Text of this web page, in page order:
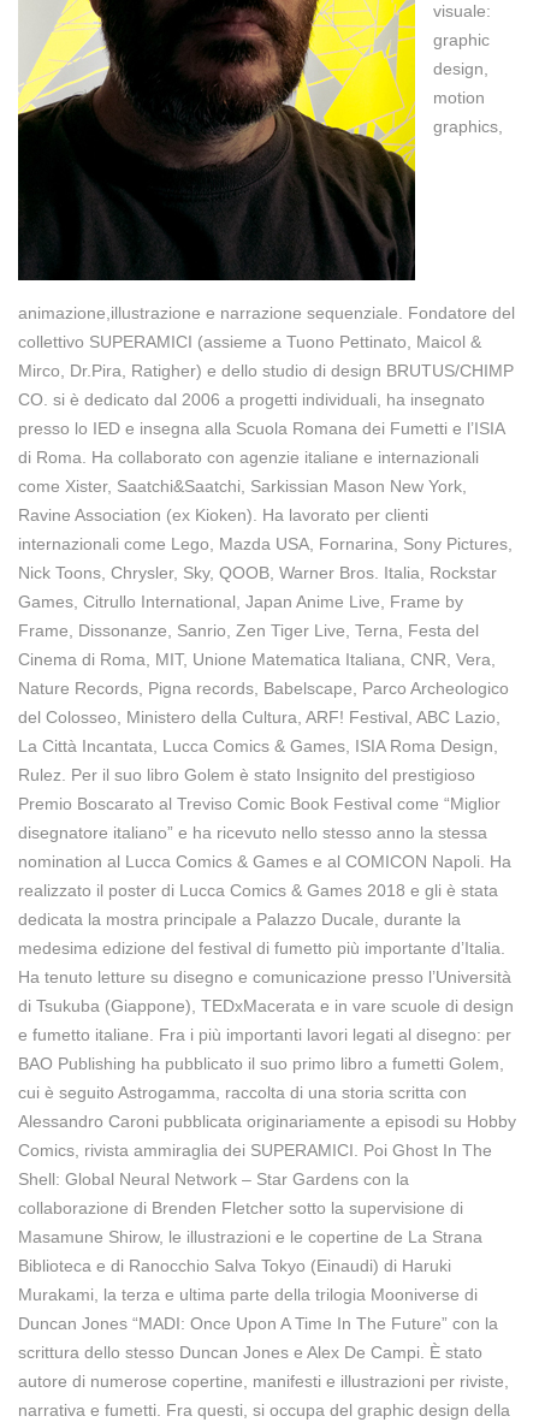
visuale:
graphic
design,
motion
graphics,
animazione,illustrazione e narrazione sequenziale. Fondatore del
collettivo SUPERAMICI (assieme a Tuono Pettinato, Maicol &
Mirco, Dr.Pira, Ratigher) e dello studio di design BRUTUS/CHIMP
CO. si è dedicato dal 2006 a progetti individuali, ha insegnato
presso lo IED e insegna alla Scuola Romana dei Fumetti e l’ISIA
di Roma. Ha collaborato con agenzie italiane e internazionali
come Xister, Saatchi&Saatchi, Sarkissian Mason New York,
Ravine Association (ex Kioken). Ha lavorato per clienti
internazionali come Lego, Mazda USA, Fornarina, Sony Pictures,
Nick Toons, Chrysler, Sky, QOOB, Warner Bros. Italia, Rockstar
Games, Citrullo International, Japan Anime Live, Frame by
Frame, Dissonanze, Sanrio, Zen Tiger Live, Terna, Festa del
Cinema di Roma, MIT, Unione Matematica Italiana, CNR, Vera,
Nature Records, Pigna records, Babelscape, Parco Archeologico
del Colosseo, Ministero della Cultura, ARF! Festival, ABC Lazio,
La Città Incantata, Lucca Comics & Games, ISIA Roma Design,
Rulez. Per il suo libro Golem è stato Insignito del prestigioso
Premio Boscarato al Treviso Comic Book Festival come “Miglior
disegnatore italiano” e ha ricevuto nello stesso anno la stessa
nomination al Lucca Comics & Games e al COMICON Napoli. Ha
realizzato il poster di Lucca Comics & Games 2018 e gli è stata
dedicata la mostra principale a Palazzo Ducale, durante la
medesima edizione del festival di fumetto più importante d’Italia.
Ha tenuto letture su disegno e comunicazione presso l’Università
di Tsukuba (Giappone), TEDxMacerata e in vare scuole di design
e fumetto italiane. Fra i più importanti lavori legati al disegno: per
BAO Publishing ha pubblicato il suo primo libro a fumetti Golem,
cui è seguito Astrogamma, raccolta di una storia scritta con
Alessandro Caroni pubblicata originariamente a episodi su Hobby
Comics, rivista ammiraglia dei SUPERAMICI. Poi Ghost In The
Shell: Global Neural Network – Star Gardens con la
collaborazione di Brenden Fletcher sotto la supervisione di
Masamune Shirow, le illustrazioni e le copertine de La Strana
Biblioteca e di Ranocchio Salva Tokyo (Einaudi) di Haruki
Murakami, la terza e ultima parte della trilogia Mooniverse di
Duncan Jones “MADI: Once Upon A Time In The Future” con la
scrittura dello stesso Duncan Jones e Alex De Campi. È stato
autore di numerose copertine, manifesti e illustrazioni per riviste,
narrativa e fumetti. Fra questi, si occupa del graphic design della